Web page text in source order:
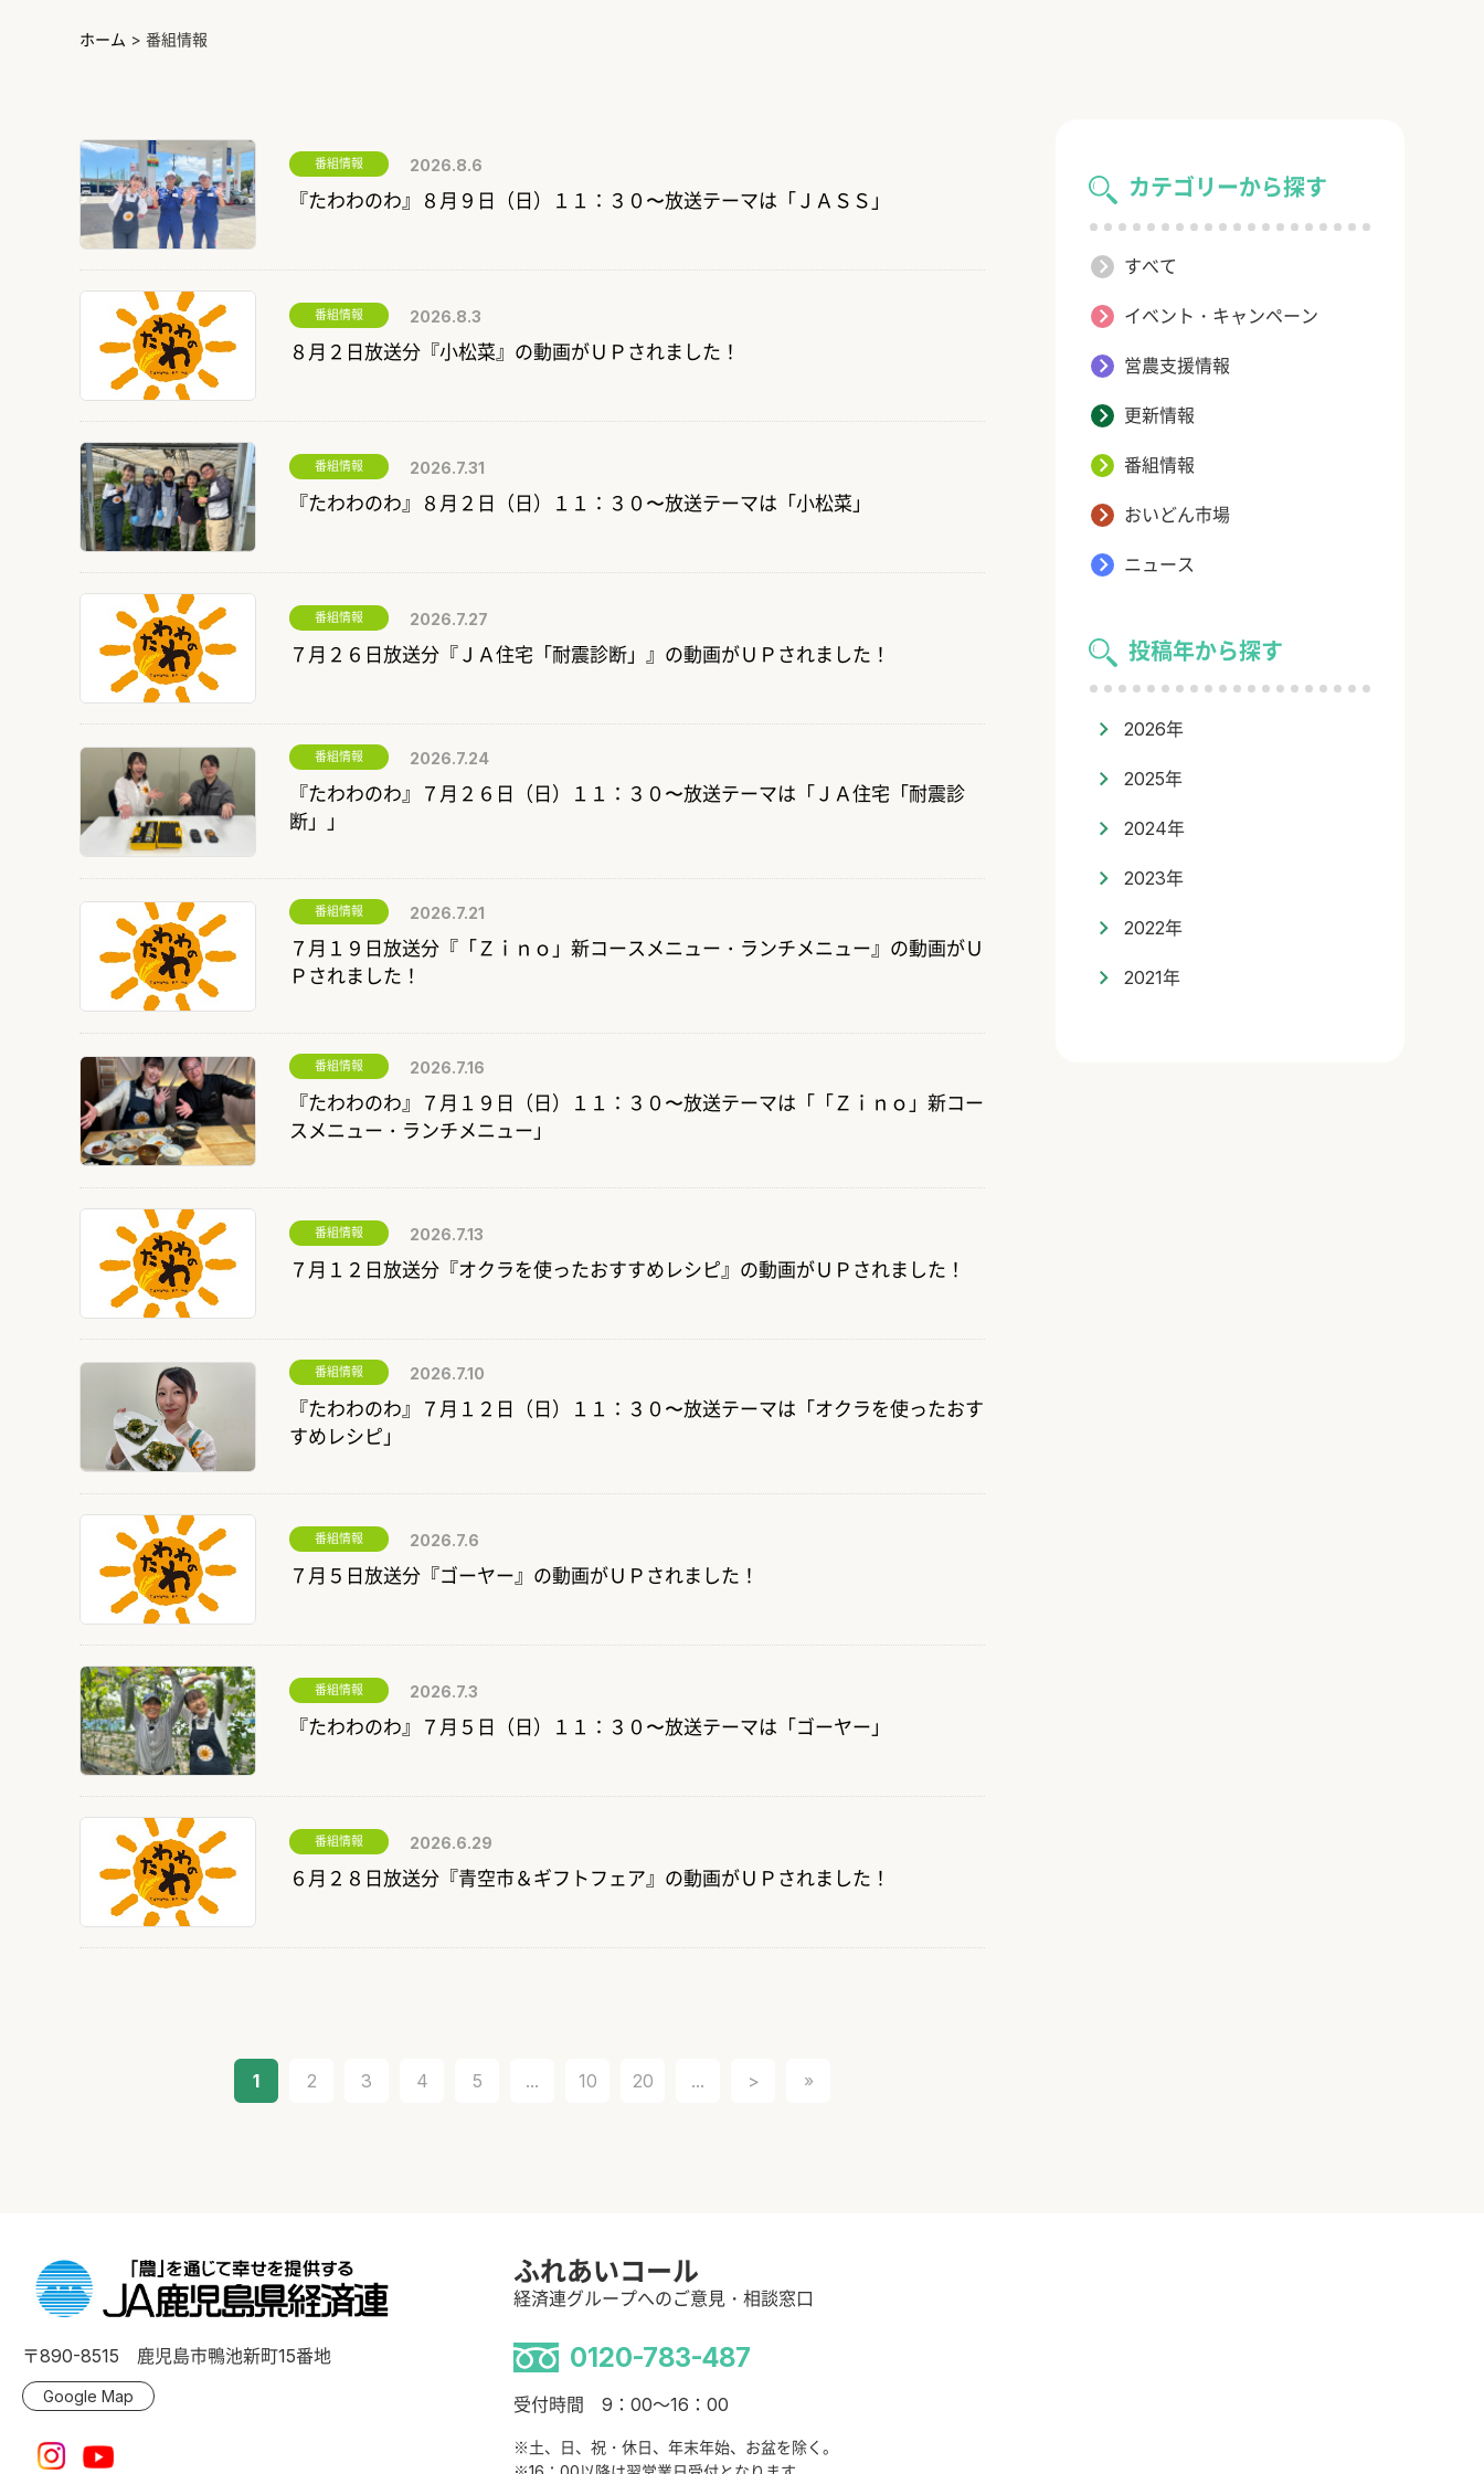
ホーム > 番組情報
カテゴリーから探す
すべて
イベント・キャンペーン
営農支援情報
更新情報
番組情報
おいどん市場
ニュース
投稿年から探す
2026年
2025年
2024年
2023年
2022年
2021年
番組情報 2026.8.6
『たわわのわ』８月９日（日）１１：３０〜放送テーマは「ＪＡＳＳ」
番組情報 2026.8.3
８月２日放送分『小松菜』の動画がＵＰされました！
番組情報 2026.7.31
『たわわのわ』８月２日（日）１１：３０〜放送テーマは「小松菜」
番組情報 2026.7.27
７月２６日放送分『ＪＡ住宅「耐震診断」』の動画がＵＰされました！
番組情報 2026.7.24
『たわわのわ』７月２６日（日）１１：３０〜放送テーマは「ＪＡ住宅「耐震診
断」」
番組情報 2026.7.21
７月１９日放送分『「Ｚｉｎｏ」新コースメニュー・ランチメニュー』の動画がＵ
Ｐされました！
番組情報 2026.7.16
『たわわのわ』７月１９日（日）１１：３０〜放送テーマは「「Ｚｉｎｏ」新コー
スメニュー・ランチメニュー」
番組情報 2026.7.13
７月１２日放送分『オクラを使ったおすすめレシピ』の動画がＵＰされました！
番組情報 2026.7.10
『たわわのわ』７月１２日（日）１１：３０〜放送テーマは「オクラを使ったおす
すめレシピ」
番組情報 2026.7.6
７月５日放送分『ゴーヤー』の動画がＵＰされました！
番組情報 2026.7.3
『たわわのわ』７月５日（日）１１：３０〜放送テーマは「ゴーヤー」
番組情報 2026.6.29
６月２８日放送分『青空市＆ギフトフェア』の動画がＵＰされました！
1 2 3 4 5 ... 10 20 ... > »
〒890-8515 鹿児島市鴨池新町15番地
Google Map
ふれあいコール
経済連グループへのご意見・相談窓口
0120-783-487
受付時間 9：00～16：00
※土、日、祝・休日、年末年始、お盆を除く。